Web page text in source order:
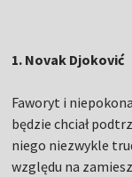
1. Novak Djoković
Faworyt i
będzie chciał
niego niezwykle
względu na